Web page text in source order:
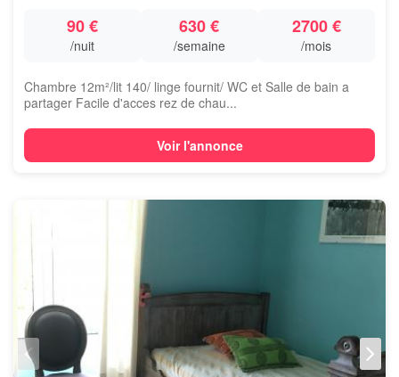
90 €
/nuit
630 €
/semaine
2700 €
/mois
Chambre 12m²/lit 140/ linge fournit/ WC et Salle de bain a
partager Facile d'acces rez de chau...
Voir l'annonce